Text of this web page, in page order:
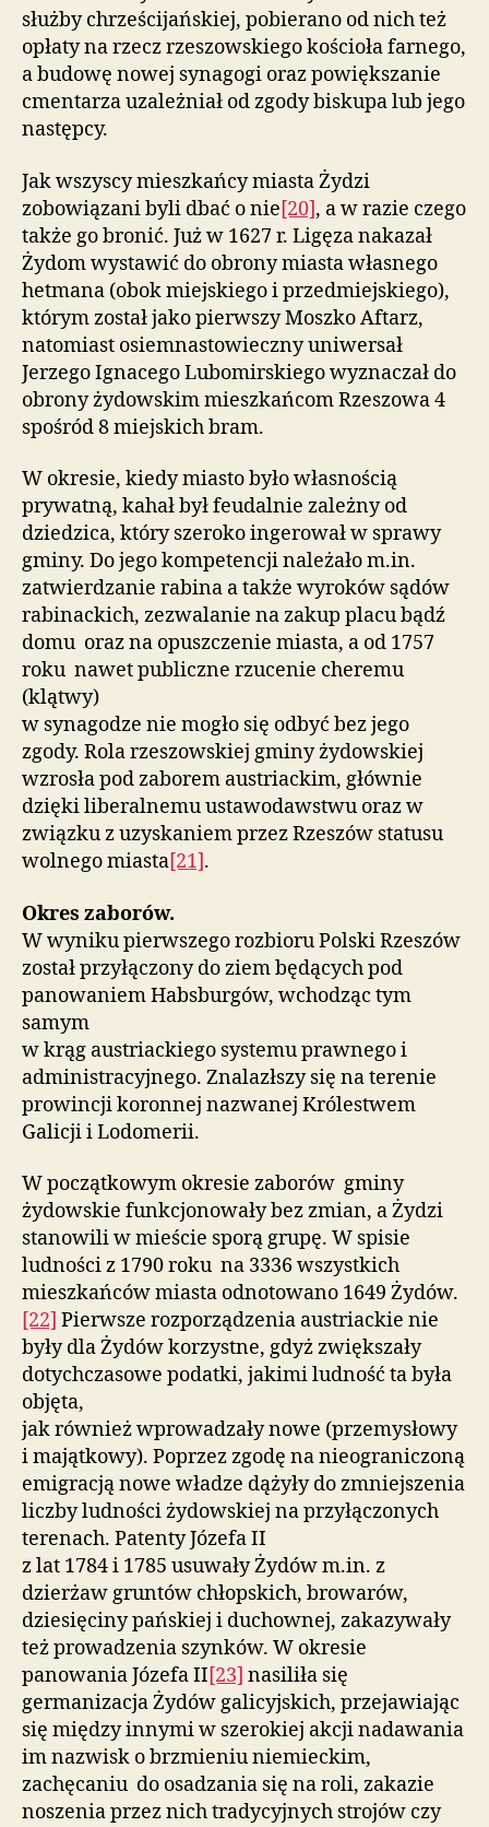
służby chrześcijańskiej, pobierano od nich też
opłaty na rzecz rzeszowskiego kościoła farnego,
a budowę nowej synagogi oraz powiększanie
cmentarza uzależniał od zgody biskupa lub jego
następcy.
Jak wszyscy mieszkańcy miasta Żydzi
zobowiązani byli dbać o nie[20], a w razie czego
także go bronić. Już w 1627 r. Ligęza nakazał
Żydom wystawić do obrony miasta własnego
hetmana (obok miejskiego i przedmiejskiego),
którym został jako pierwszy Moszko Aftarz,
natomiast osiemnastowieczny uniwersał
Jerzego Ignacego Lubomirskiego wyznaczał do
obrony żydowskim mieszkańcom Rzeszowa 4
spośród 8 miejskich bram.
W okresie, kiedy miasto było własnością
prywatną, kahał był feudalnie zależny od
dziedzica, który szeroko ingerował w sprawy
gminy. Do jego kompetencji należało m.in.
zatwierdzanie rabina a także wyroków sądów
rabinackich, zezwalanie na zakup placu bądź
domu oraz na opuszczenie miasta, a od 1757
roku nawet publiczne rzucenie cheremu
(klątwy)
w synagodze nie mogło się odbyć bez jego
zgody. Rola rzeszowskiej gminy żydowskiej
wzrosła pod zaborem austriackim, głównie
dzięki liberalnemu ustawodawstwu oraz w
związku z uzyskaniem przez Rzeszów statusu
wolnego miasta[21].
Okres zaborów.
W wyniku pierwszego rozbioru Polski Rzeszów
został przyłączony do ziem będących pod
panowaniem Habsburgów, wchodząc tym
samym
w krąg austriackiego systemu prawnego i
administracyjnego. Znalazłszy się na terenie
prowincji koronnej nazwanej Królestwem
Galicji i Lodomerii.
W początkowym okresie zaborów gminy
żydowskie funkcjonowały bez zmian, a Żydzi
stanowili w mieście sporą grupę. W spisie
ludności z 1790 roku na 3336 wszystkich
mieszkańców miasta odnotowano 1649 Żydów.
[22] Pierwsze rozporządzenia austriackie nie
były dla Żydów korzystne, gdyż zwiększały
dotychczasowe podatki, jakimi ludność ta była
objęta,
jak również wprowadzały nowe (przemysłowy
i majątkowy). Poprzez zgodę na nieograniczoną
emigracją nowe władze dążyły do zmniejszenia
liczby ludności żydowskiej na przyłączonych
terenach. Patenty Józefa II
z lat 1784 i 1785 usuwały Żydów m.in. z
dzierżaw gruntów chłopskich, browarów,
dziesięciny pańskiej i duchownej, zakazywały
też prowadzenia szynków. W okresie
panowania Józefa II[23] nasiliła się
germanizacja Żydów galicyjskich, przejawiając
się między innymi w szerokiej akcji nadawania
im nazwisk o brzmieniu niemieckim,
zachęcaniu do osadzania się na roli, zakazie
noszenia przez nich tradycyjnych strojów czy